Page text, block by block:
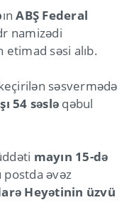
ınABŞ Federal
namizədi
etimad səsi alıb.
səsvermədə
54 səslə qəbul
mayın 15-də
postda əvəz
Heyətinin üzvü